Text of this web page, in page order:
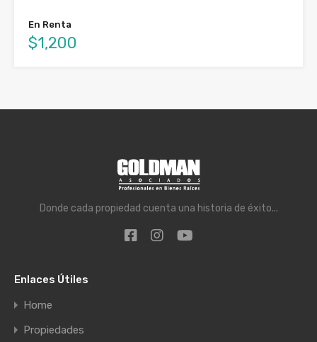
En Renta
$1,200
Donde cada propiedad cuenta una historia de éxito...
Enlaces Útiles
Home
Propiedades